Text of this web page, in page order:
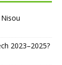
2023–2025?